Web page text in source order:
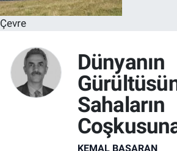
Çevre
Dünyanın
Sahaların
KEMAL BAŞARAN